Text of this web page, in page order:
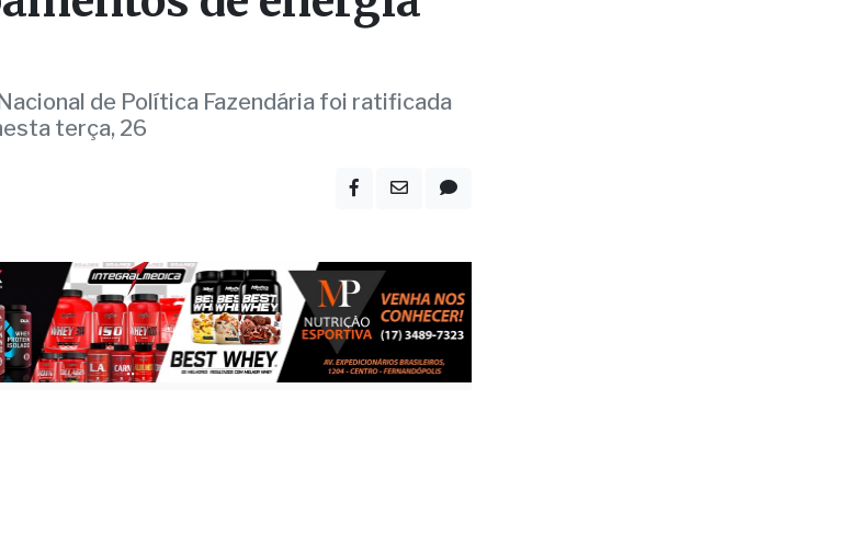
Legislativa do Estado de São Paulo
Nacional de Política Fazendária (Confaz) de